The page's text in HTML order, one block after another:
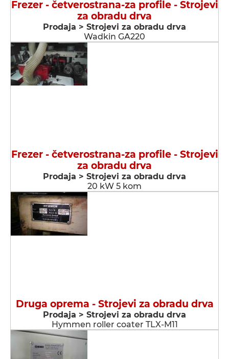
Frezer - četverostrana-za profile - Strojevi
za obradu drva
Prodaja > Strojevi za obradu drva
Wadkin GA220
Frezer - četverostrana-za profile - Strojevi
za obradu drva
Prodaja > Strojevi za obradu drva
20 kW 5 kom
Druga oprema - Strojevi za obradu drva
Prodaja > Strojevi za obradu drva
Hymmen roller coater TLX-M11